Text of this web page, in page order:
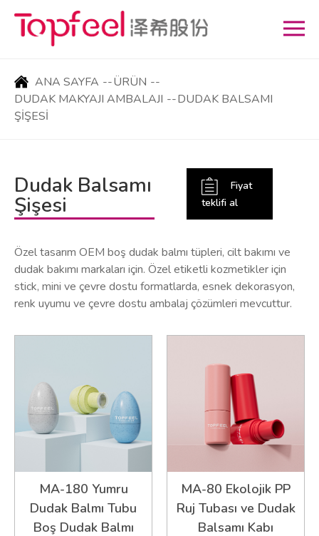
ANA SAYFA --ÜRÜN --
DUDAK MAKYAJI AMBALAJI --DUDAK BALSAMI
ŞIŞESI
Dudak Balsamı
Şişesi
Fiyat
teklifi al
Özel tasarım OEM boş dudak balmı tüpleri, cilt bakımı ve
dudak bakımı markaları için. Özel etiketli kozmetikler için
stick, mini ve çevre dostu formatlarda, esnek dekorasyon,
renk uyumu ve çevre dostu ambalaj çözümleri mevcuttur.
MA-180 Yumru
Dudak Balmı Tubu
Boş Dudak Balmı
MA-80 Ekolojik PP
Ruj Tubası ve Dudak
Balsamı Kabı